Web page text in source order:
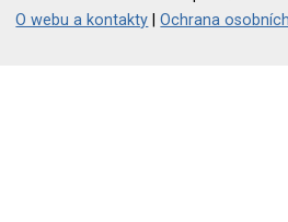
O webu a kontakty |Ochrana